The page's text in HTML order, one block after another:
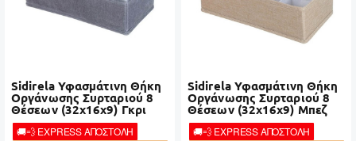
Sidirela Υφασμάτινη Θήκη
Οργάνωσης Συρταριού 8
Θέσεων (32x16x9) Γκρι
🚚💨 EXPRESS ΑΠΟΣΤΟΛΗ
Sidirela Υφασμάτινη Θήκη
Οργάνωσης Συρταριού 8
Θέσεων (32x16x9) Μπεζ
🚚💨 EXPRESS ΑΠΟΣΤΟΛΗ